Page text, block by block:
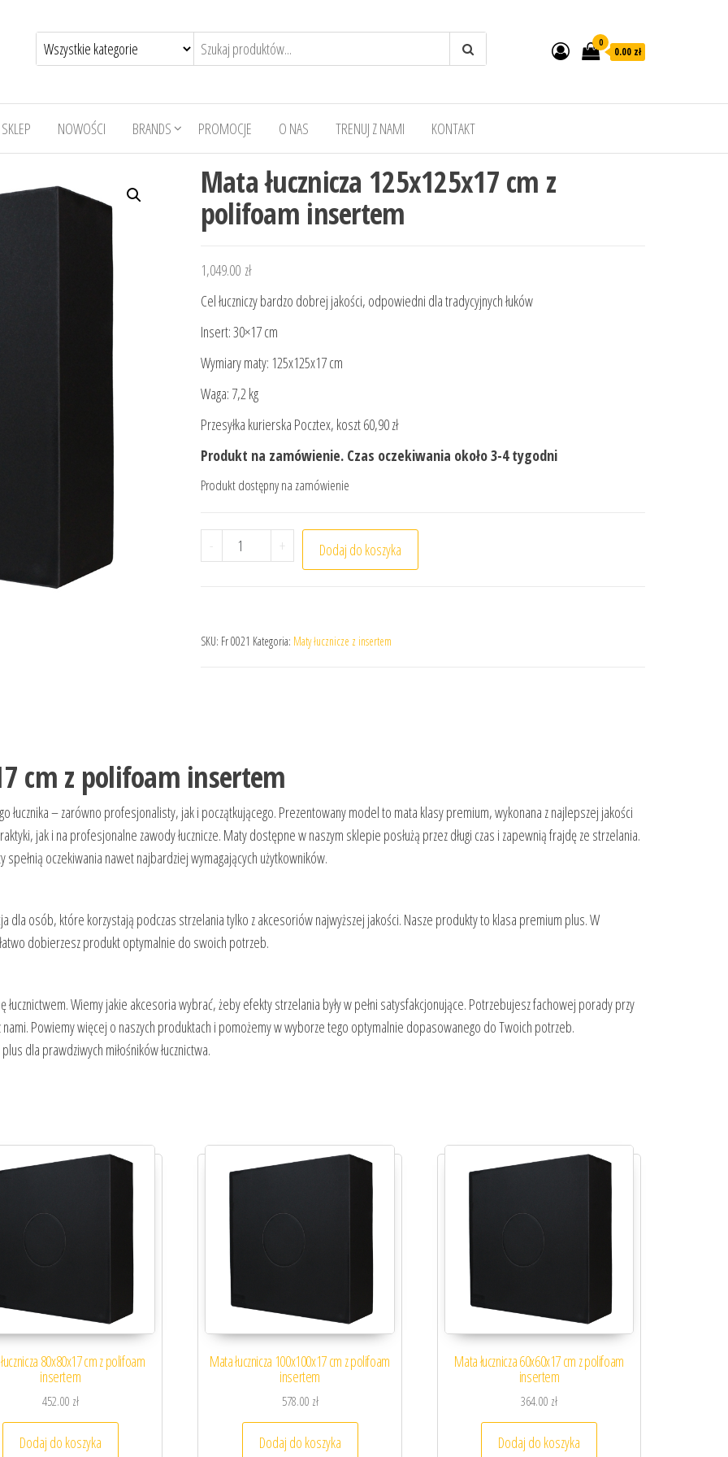
0
0.00 zł
SKLEP NOWOŚCI BRANDS PROMOCJE O NAS TRENUJ Z NAMI KONTAKT
Mata łucznicza 125x125x17 cm z
polifoam insertem
1,049.00 zł
Cel łuczniczy bardzo dobrej jakości, odpowiedni dla tradycyjnych łuków
Insert: 30×17 cm
Wymiary maty: 125x125x17 cm
Waga: 7,2 kg
Przesyłka kurierska Pocztex, koszt 60,90 zł
Produkt na zamówienie. Czas oczekiwania około 3-4 tygodni
Produkt dostępny na zamówienie
- ilość Mata łucznicza 125x125x17 cm z polifoam insertem
+ Dodaj do koszyka
SKU: Fr 0021 Kategoria: Maty łucznicze z insertem
cm z polifoam insertem
łucznika – zarówno profesjonalisty, jak i początkującego. Prezentowany model to mata klasy premium, wykonana z najlepszej jakości
jak i na profesjonalne zawody łucznicze. Maty dostępne w naszym sklepie posłużą przez długi czas i zapewnią frajdę ze strzelania.
oczekiwania nawet najbardziej wymagających użytkowników.
osób, które korzystają podczas strzelania tylko z akcesoriów najwyższej jakości. Nasze produkty to klasa premium plus. W
dobierzesz produkt optymalnie do swoich potrzeb.
Wiemy jakie akcesoria wybrać, żeby efekty strzelania były w pełni satysfakcjonujące. Potrzebujesz fachowej porady przy
nami. Powiemy więcej o naszych produktach i pomożemy w wyborze tego optymalnie dopasowanego do Twoich potrzeb.
dla prawdziwych miłośników łucznictwa.
80x80x17 cm z polifoam
insertem
452.00 zł
Dodaj do koszyka
Mata łucznicza 100x100x17 cm z polifoam
insertem
578.00 zł
Dodaj do koszyka
Mata łucznicza 60x60x17 cm z polifoam
insertem
364.00 zł
Dodaj do koszyka